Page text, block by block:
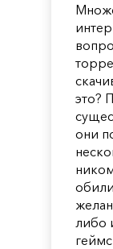
это?
они
либо